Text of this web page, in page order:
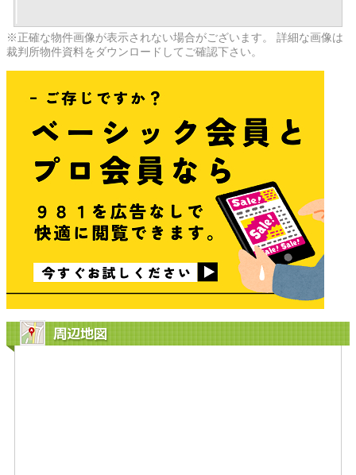
※正確な物件画像が表示されない場合がございます。 詳細な画像は
裁判所物件資料をダウンロードしてご確認下さい。
周辺地図